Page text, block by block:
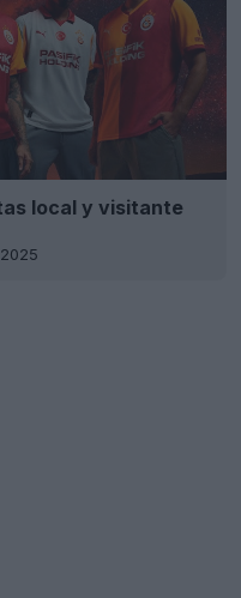
local y visitante